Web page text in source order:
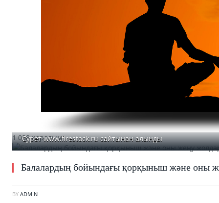
1 038 қаралым
Сурет www.firestock.ru сайтынан алынды
Балалардың бойындағы қорқыныш және оны
BY ADMIN